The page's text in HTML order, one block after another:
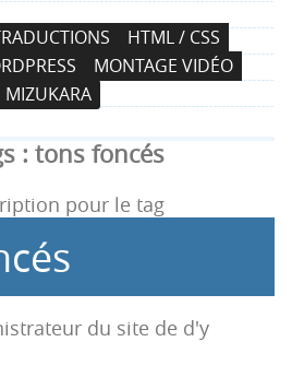
g
n
HTML / CSS
MONTAGE VIDÉO
MIZUKARA
: tons foncés
pour le tag
du site de d'y